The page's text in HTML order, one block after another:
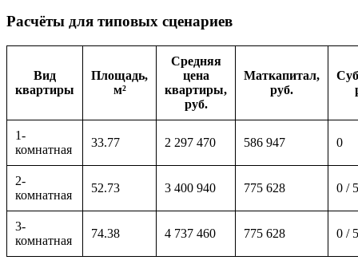
Расчёты для типовых сценариев
Вид
квартиры
Площадь,
м²
Средняя
цена
квартиры,
руб.
Маткапитал,
руб.
1-
комнатная
33.77 2 297 470 586 947 0
2-
комнатная
52.73 3 400 940 775 628 0 /
3-
комнатная
74.38 4 737 460 775 628 0 /